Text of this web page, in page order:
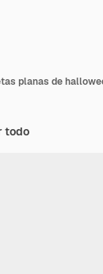
planas de
todo